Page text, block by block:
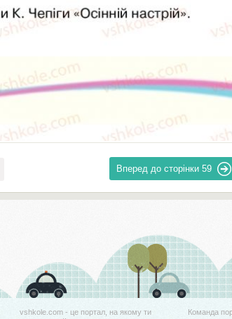
Вперед до сторінки 59
vshkole.com - це портал, на якому ти
Команда